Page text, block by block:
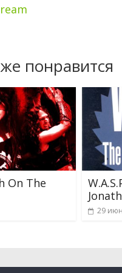
понравится
On The
29